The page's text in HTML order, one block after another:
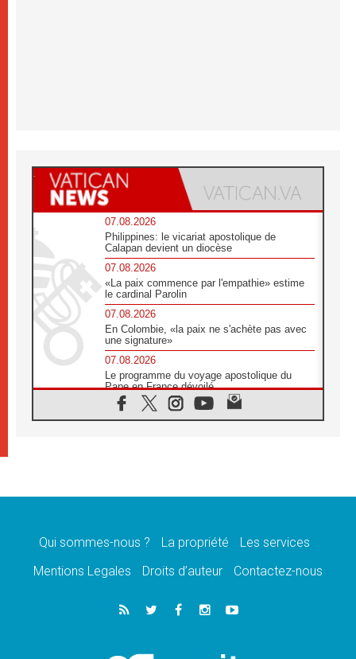
07.08.2026
Philippines: le vicariat apostolique de
Calapan devient un diocèse
07.08.2026
«La paix commence par l'empathie» estime
le cardinal Parolin
07.08.2026
En Colombie, «la paix ne s'achète pas avec
une signature»
07.08.2026
Le programme du voyage apostolique du
Pape en France dévoilé
07.08.2026
1ère Conférence continentale sur l'éducation
07.08.2026
07.08.2026
lancement des «dix jours de prière pour la
06.08.2026
Préparatifs des JMJ 2027 à Séoul: «c'est
Qui sommes-nous ? La propriété
Les services
Mentions Legales
Droits d’auteur Contactez-nous